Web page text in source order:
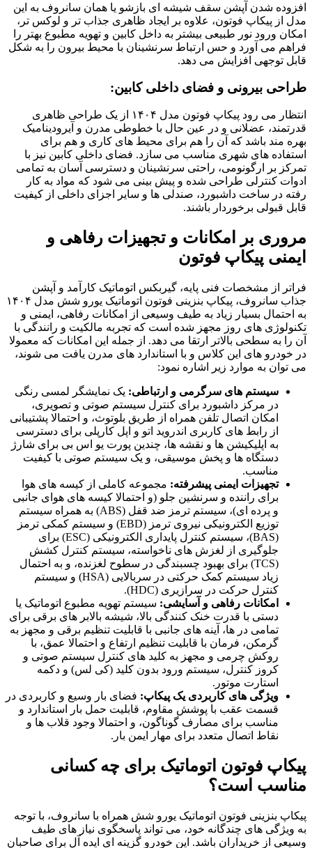
افزوده شدن آپشن سقف شیشه ای بازشو یا همان سانروف به این
مدل از پیکاپ فوتون، علاوه بر ایجاد ظاهری جذاب تر و لوکس تر،
امکان ورود نور طبیعی بیشتر به داخل کابین و تهویه مطبوع بهتر را
فراهم می آورد و حس ارتباط سرنشینان با محیط بیرون را به شکل
قابل توجهی افزایش می دهد.
طراحی بیرونی و فضای داخلی کابین:
انتظار می رود پیکاپ فوتون مدل ۱۴۰۴ از یک طراحی ظاهری
قدرتمند، عضلانی و در عین حال با خطوطی مدرن و آیرودینامیک
بهره مند باشد که آن را هم برای محیط های کاری و هم برای
استفاده های شهری مناسب می سازد. فضای داخلی کابین نیز با
تمرکز بر ارگونومی، راحتی سرنشینان و دسترسی آسان به تمامی
ادوات کنترلی طراحی شده و پیش بینی می شود که مواد به کار
رفته در ساخت داشبورد، صندلی ها و سایر اجزای داخلی از کیفیت
قابل قبولی برخوردار باشند.
مروری بر امکانات و تجهیزات رفاهی و
ایمنی پیکاپ فوتون
فراتر از مشخصات فنی پایه، گیربکس اتوماتیک کارآمد و آپشن
جذاب سانروف، پیکاپ بنزینی فوتون اتوماتیک یورو شش مدل ۱۴۰۴
به احتمال بسیار زیاد به طیف وسیعی از امکانات رفاهی، ایمنی و
تکنولوژی های روز مجهز شده است که تجربه مالکیت و رانندگی با
آن را به سطحی بالاتر ارتقا می دهد. از جمله این امکانات که معمولا
در خودرو های این کلاس و با استاندارد های مدرن یافت می شوند،
می توان به موارد زیر اشاره نمود:
سیستم های سرگرمی و ارتباطی: یک نمایشگر لمسی رنگی
در مرکز داشبورد برای کنترل سیستم صوتی و تصویری،
امکان اتصال تلفن همراه از طریق بلوتوث، و احتمالا پشتیبانی
از رابط های کاربری اندروید اتو و اپل کارپلی برای دسترسی
به اپلیکیشن ها و نقشه ها، چندین پورت یو اس بی برای شارژ
دستگاه ها و پخش موسیقی، و یک سیستم صوتی با کیفیت
مناسب.
تجهیزات ایمنی پیشرفته: مجموعه کاملی از کیسه های هوا
برای راننده و سرنشین جلو (و احتمالا کیسه های هوای جانبی
و پرده ای)، سیستم ترمز ضد قفل (ABS) به همراه سیستم
توزیع الکترونیکی نیروی ترمز (EBD) و سیستم کمکی ترمز
(BAS)، سیستم کنترل پایداری الکترونیکی (ESC) برای
جلوگیری از لغزش های ناخواسته، سیستم کنترل کشش
(TCS) برای بهبود چسبندگی در سطوح لغزنده، و به احتمال
زیاد سیستم کمک حرکتی در سربالایی (HSA) و سیستم
کنترل حرکت در سرازیری (HDC).
امکانات رفاهی و آسایشی: سیستم تهویه مطبوع اتوماتیک یا
دستی با قدرت خنک کنندگی بالا، شیشه بالابر های برقی برای
تمامی در ها، آینه های جانبی با قابلیت تنظیم برقی و مجهز به
گرمکن، فرمان با قابلیت تنظیم ارتفاع و احتمالا عمق، با
روکش چرمی و مجهز به کلید های کنترل سیستم صوتی و
کروز کنترل، سیستم ورود بدون کلید (کی لس) و دکمه
استارت موتور.
ویژگی های کاربردی یک پیکاپ: فضای بار وسیع و کاربردی در
قسمت عقب با پوشش مقاوم، قابلیت حمل بار استاندارد و
مناسب برای مصارف گوناگون، و احتمالا وجود قلاب ها و
نقاط اتصال متعدد برای مهار ایمن بار.
پیکاپ فوتون اتوماتیک برای چه کسانی
مناسب است؟
پیکاپ بنزینی فوتون اتوماتیک یورو شش همراه با سانروف، با توجه
به ویژگی های چندگانه خود، می تواند پاسخگوی نیاز های طیف
وسیعی از خریداران باشد. این خودرو گزینه ای ایده آل برای صاحبان